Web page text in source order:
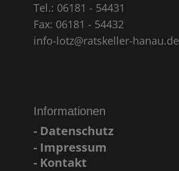
Tel.: 06181 - 54431
Fax: 06181 - 54432
info-lotz@ratskeller-hanau.de
Informationen
- Datenschutz
- Impressum
- Kontakt